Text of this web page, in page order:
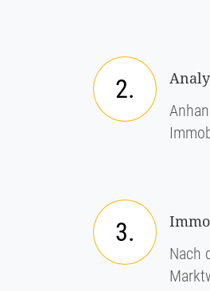
2.
3.
Nach